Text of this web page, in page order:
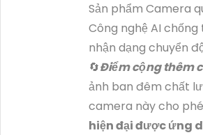
Sản phẩm Camera
Công nghệ AI
nhận dạng chuyển
🔄Điểm cộng thêm
ảnh ban đêm chất
camera này cho
hiện đại được ứng